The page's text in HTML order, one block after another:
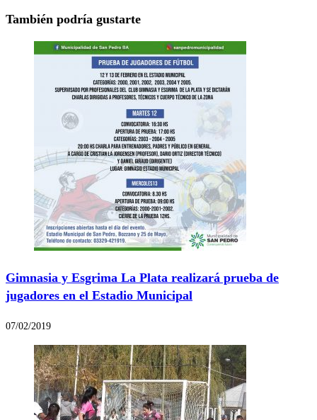
También podría gustarte
Gimnasia y Esgrima La Plata realizará prueba de
jugadores en el Estadio Municipal
07/02/2019